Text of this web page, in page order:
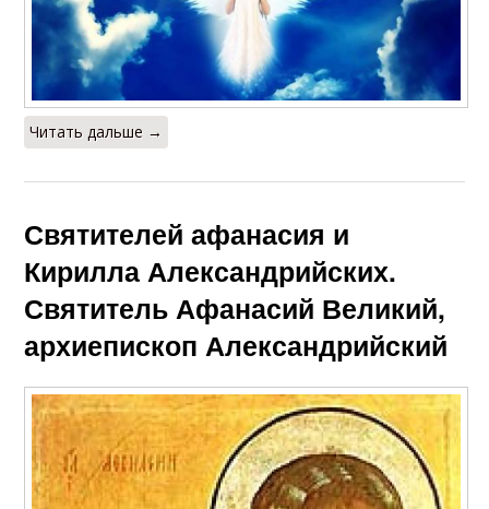
Читать дальше →
Святителей афанасия и
Кирилла Александрийских.
Святитель Афанасий Великий,
архиепископ Александрийский